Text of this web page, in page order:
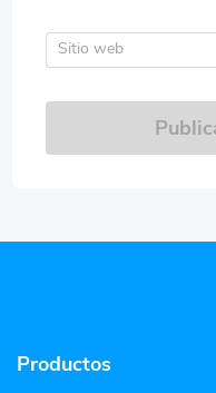
Sitio web
Productos